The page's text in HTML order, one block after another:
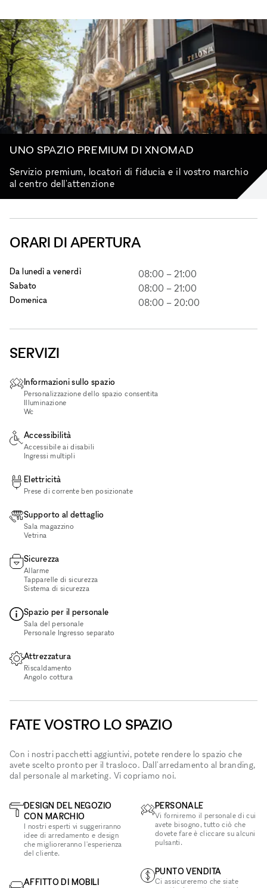
UNO SPAZIO PREMIUM DI XNOMAD
Servizio premium, locatori di fiducia e il vostro marchio
al centro dell'attenzione
ORARI DI APERTURA
Da lunedì a venerdì 08:00 – 21:00
Sabato 08:00 – 21:00
Domenica 08:00 – 20:00
SERVIZI
Informazioni sullo spazio
Personalizzazione dello spazio consentita
Illuminazione
Wc
Accessibilità
Accessibile ai disabili
Ingressi multipli
Elettricità
Prese di corrente ben posizionate
Supporto al dettaglio
Sala magazzino
Vetrina
Sicurezza
Allarme
Tapparelle di sicurezza
Sistema di sicurezza
Spazio per il personale
Sala del personale
Personale Ingresso separato
Attrezzatura
Riscaldamento
Angolo cottura
FATE VOSTRO LO SPAZIO
Con i nostri pacchetti aggiuntivi, potete rendere lo spazio che
avete scelto pronto per il trasloco. Dall'arredamento al branding,
dal personale al marketing. Vi copriamo noi.
DESIGN DEL NEGOZIO
CON MARCHIO
I nostri esperti vi suggeriranno
idee di arredamento e design
che miglioreranno l'esperienza
del cliente.
AFFITTO DI MOBILI
PERSONALE
Vi forniremo il personale di cui
avete bisogno, tutto ciò che
dovete fare è cliccare su alcuni
pulsanti.
PUNTO VENDITA
Ci assicureremo che siate